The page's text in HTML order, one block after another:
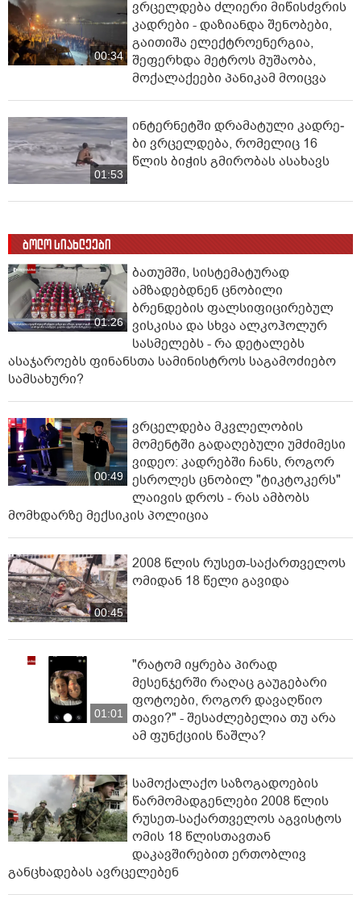
00:34
ვრცელდება ძლიერი მიწისძვრის
კადრები - დაზიანდა შენობები,
გაითიშა ელექტროენერგია,
შეფერხდა მეტროს მუშაობა,
მოქალაქეები პანიკამ მოიცვა
01:53
ინ­ტერ­ნეტ­ში დრა­მა­ტუ­ლი კად­რე­
ბი ვრცელდება, რომელიც 16
წლის ბიჭის გმირობას ასახავს
ბოლო სიახლეები
01:26
ბათუმში, სისტემატურად
ამზადებდნენ ცნობილი
ბრენდების ფალსიფიცირებულ
ვისკისა და სხვა ალკოჰოლურ
სასმელებს - რა დეტალებს
ასაჯაროებს ფინანსთა სამინისტროს საგამოძიებო
სამსახური?
00:49
ვრცელდება მკვლელობის
მომენტში გადაღებული უმძიმესი
ვიდეო: კადრებში ჩანს, როგორ
ესროლეს ცნობილ "ტიკტოკერს"
ლაივის დროს - რას ამბობს
მომხდარზე მექსიკის პოლიცია
00:45
2008 წლის რუსეთ-საქართველოს
ომიდან 18 წელი გავიდა
01:01
"რატომ იყრება პირად
მესენჯერში რაღაც გაუგებარი
ფოტოები, როგორ დავაღწიო
თავი?" - შესაძლებელია თუ არა
ამ ფუნქციის წაშლა?
სამოქალაქო საზოგადოების
წარმომადგენლები 2008 წლის
რუსეთ-საქართველოს აგვისტოს
ომის 18 წლისთავთან
დაკავშირებით ერთობლივ
განცხადებას ავრცელებენ